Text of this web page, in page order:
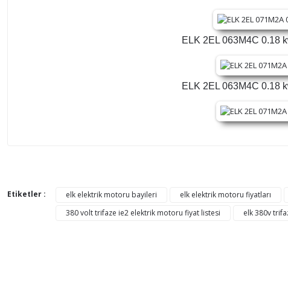
ELK 2EL 063M4C 0.18
ELK 2EL 063M4C 0.18
Ürün resmi kalitesiz, bozuk veya görüntülenemiyor.
Etiketler : elk elektrik motoru bayileri elk elektrik motoru fiyatları
380 volt trifaze ie2 elektrik motoru fiyat listesi
elk 380v